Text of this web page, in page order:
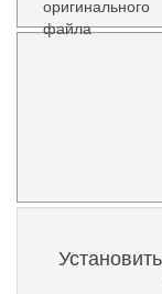
оригинального
файла